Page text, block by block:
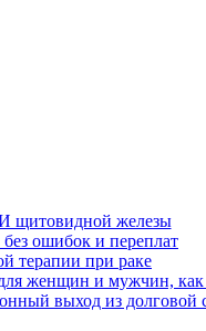
щитовидной железы
ошибок и переплат
терапии при раке
женщин и мужчин,
выход из долговой